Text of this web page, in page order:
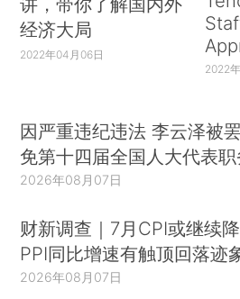
经济起飞有十分重要的重新
（McCloskey，2006，2010
明显不同于把制度作为首要因
键基础。
然而，尽管文化作为经济
尬分析结果，文化解释显然
纳入理性选择的研究架构中
在近期的联合拓展了可以被
经济大局
2022年04月06日
2022
因严重违纪违法 李云泽被
免第十四届全国人大代表职
2026年08月07日
财新调查｜7月CPI或继续
PPI同比增速有触顶回落迹
2026年08月07日